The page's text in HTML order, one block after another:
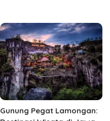
Gunung Pegat Lamongan: